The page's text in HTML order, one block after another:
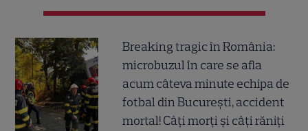
Breaking tragic în România:
microbuzul în care se afla
acum câteva minute echipa de
fotbal din București, accident
mortal! Câți morți și câți răniți